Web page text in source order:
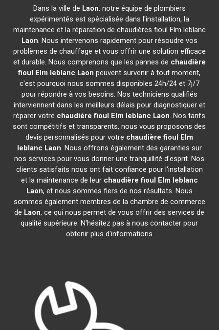
Dans la ville de Laon, notre équipe de plombiers
expérimentés est spécialisée dans l'installation, la
maintenance et la réparation de chaudières fioul Elm leblanc
Laon. Nous intervenons rapidement pour résoudre vos
problèmes de chauffage et vous offrir une solution efficace
et durable. Nous comprenons que les pannes de chaudière
fioul Elm leblanc Laon peuvent survenir à tout moment,
c'est pourquoi nous sommes disponibles 24h/24 et 7j/7
pour répondre à vos besoins. Nos techniciens qualifiés
interviennent dans les meilleurs délais pour diagnostiquer et
réparer votre chaudière fioul Elm leblanc Laon. Nos tarifs
sont compétitifs et transparents, nous vous proposons des
devis personnalisés pour votre chaudière fioul Elm
leblanc Laon. Nous offrons également des garanties sur
nos services pour vous donner une tranquillité d'esprit. Nos
clients satisfaits nous ont fait confiance pour l'installation
et la maintenance de leur chaudière fioul Elm leblanc
Laon, et nous sommes fiers de nos résultats. Nous
sommes également membres de la chambre de commerce
de Laon, ce qui nous permet de vous offrir des services de
qualité supérieure. N'hésitez pas à nous contacter pour
obtenir plus d'informations